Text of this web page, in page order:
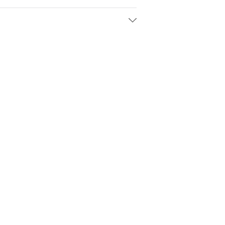
отлично впишется в любой
до современного. Идеальная